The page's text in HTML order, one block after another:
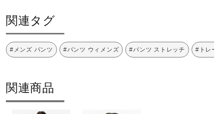
関連タグ
#メンズ パンツ #パンツ ウィメンズ #パンツ ストレッチ #トレー
関連商品